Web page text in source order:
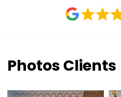
Photos Clients